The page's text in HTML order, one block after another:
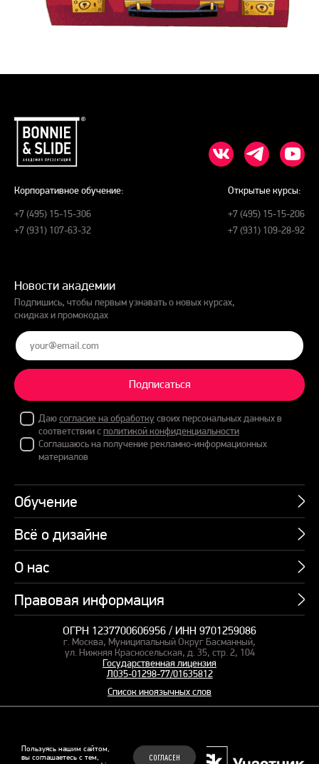
Пользуясь нашим сайтом,
вы соглашаетесь с тем,
СОГЛАСЕН
Корпоративное обучение:
+7 (495) 15-15-306
+7 (931) 107-63-32
Открытые курсы:
+7 (495) 15-15-206
+7 (931) 109-28-92
Новости академии
Подпишись, чтобы первым узнавать о новых курсах,
скидках и промокодах
Подписаться
Даюсогласие на обработкусвоих персональных данных в
соответствии сполитикой конфиденциальности
Соглашаюсь на получение рекламно-информационных
материалов
Обучение
Курсы
Пакетные предложения
Профессии
Подарочные сертификаты
Корпоративное обучение
Курсы для сотрудников
Пакетные предложения
Всё о дизайне
Учебник по презентациям
Банк слайдов
Вебинары
Студия дизайна
Заказать презентацию
О нас
Об академии
СМИ о нас
Правовая информация
Карта сайта
Оферта и лицензия
Политика конфиденциальности
Рекомендательные технологии
ОГРН 1237700606956 / ИНН 9701259086
г. Москва, Муниципальный Округ Басманный,
ул. Нижняя Красносельская, д. 35, стр. 2, 104
Государственная лицензия
Л035-01298-77/01635812
Список иноязычных слов
© 2015–2026 Бонни и Слайд